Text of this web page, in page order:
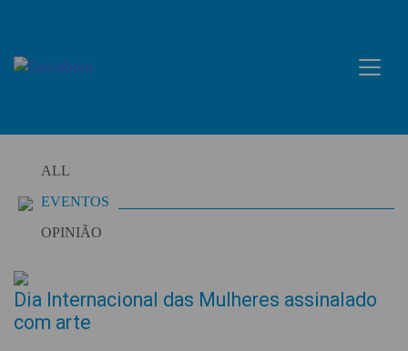
content
ALL
EVENTOS
OPINIÃO
Dia Internacional das Mulheres assinalado
com arte